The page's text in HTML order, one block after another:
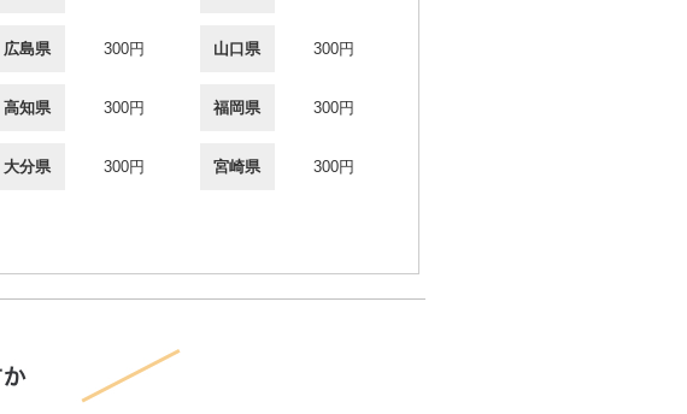
広島県 300円 山口県 300円
高知県 300円 福岡県 300円
大分県 300円 宮崎県 300円